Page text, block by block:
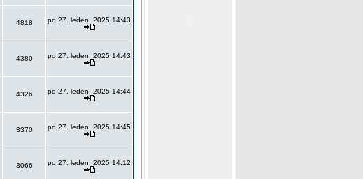
4818 po 27. leden, 2025 14:43
4380 po 27. leden, 2025 14:43
4326 po 27. leden, 2025 14:44
3370 po 27. leden, 2025 14:45
3066 po 27. leden, 2025 14:12